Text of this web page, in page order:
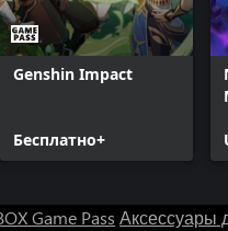
Genshin Impact
Бесплатно+
Game Pass Аксессуары